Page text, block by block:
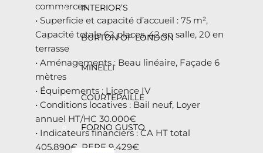
INTERIOR’S
BURTON OF LONDON
MINELLI
COURTEPAILLE
FORNO GUSTO
commerces
• Superficie et capacité d’accueil : 75 m²,
Capacité totale 62 places, 42 en salle, 20 en
terrasse
• Aménagements : Beau linéaire, Façade 6
mètres
• Équipements : Licence IV
• Conditions locatives : Bail neuf, Loyer
annuel HT/HC 30.000€
• Indicateurs financiers : CA HT total
405.890€, PERF 9.429€